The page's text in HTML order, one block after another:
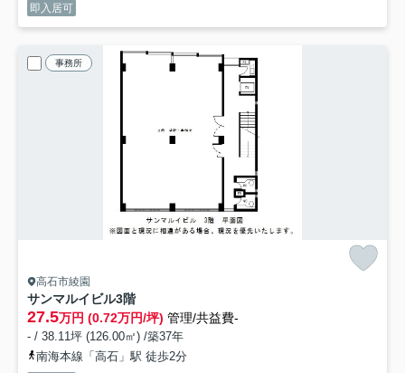
即入居可
事務所
高石市綾園
サンマルイビル3階
27.5万円 (0.72万円/坪) 管理/共益費-
- / 38.11坪 (126.00㎡) /築37年
南海本線「高石」駅 徒歩2分